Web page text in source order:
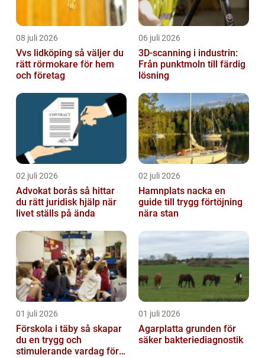
08 juli 2026
Vvs lidköping så väljer du
rätt rörmokare för hem
och företag
06 juli 2026
3D-scanning i industrin:
Från punktmoln till färdig
lösning
02 juli 2026
Advokat borås så hittar
du rätt juridisk hjälp när
livet ställs på ända
02 juli 2026
Hamnplats nacka en
guide till trygg förtöjning
nära stan
01 juli 2026
Förskola i täby så skapar
du en trygg och
stimulerande vardag för
01 juli 2026
Agarplatta grunden för
säker bakteriediagnostik